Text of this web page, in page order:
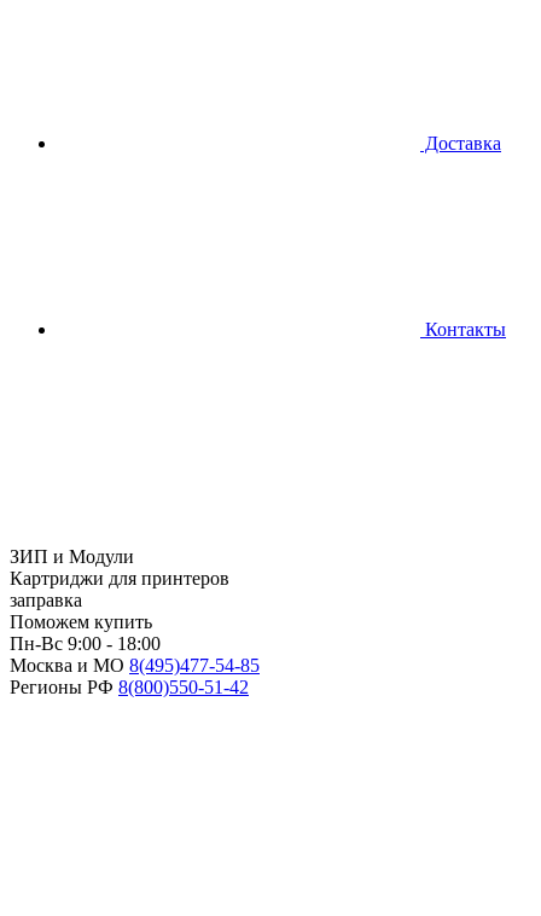
Доставка
Контакты
ЗИП и Модули
Картриджи для принтеров
заправка
Поможем купить
Пн-Вс 9:00 - 18:00
Москва и МО 8(495)477-54-85
Регионы РФ 8(800)550-51-42